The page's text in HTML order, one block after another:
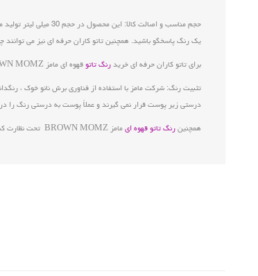
یک رنگ پاسخگو باشید. همچنین تاتو کاران حرفه ای نیز می
برای تاتو کاران حرفه ای خریدرنگ تاتوقهوه ای مامز BROWN MOMZ بسیار مقرون بصرفه است و به دلیل بسته بندی مناسب این محصول دیگر نگران خراب یا فاسد شدن رنگ نخواهید بود.
تثبیت رنگ: شرکت مامز با استفاده از فناوری برش نانو خوک ،
درستی زیر پوست قرار نمی گیرند و عملاً پوست به درستی رنگ را
همچنینرنگ تاتو قهوه ایمامز BROWN MOMZ تحت نظارت کشور تایلند تولید می شود و کیفیت بسیار بالایی دارد، روی جعبه این محصول هولگرام و کد تولید وجود دارد که به راحتی می توان اصالت کالا را بررسی نمود.